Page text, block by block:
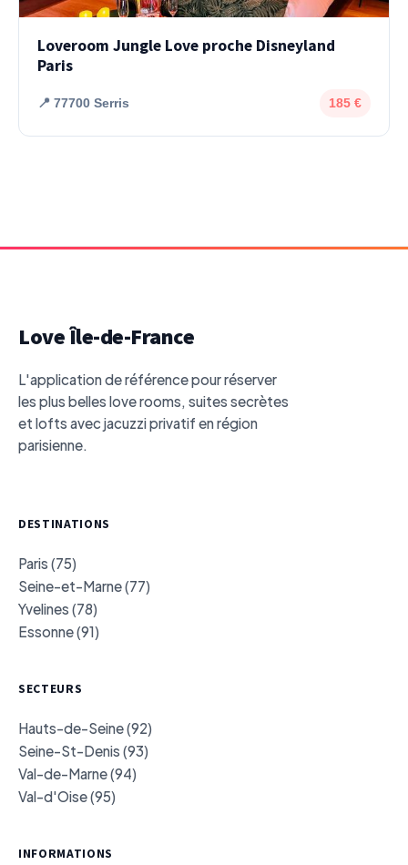
Loveroom Jungle Love proche Disneyland
Paris
📍 77700 Serris 185 €
Love Île-de-France
L'application de référence pour réserver
les plus belles love rooms, suites secrètes
et lofts avec jacuzzi privatif en région
parisienne.
DESTINATIONS
Paris (75)
Seine-et-Marne (77)
Yvelines (78)
Essonne (91)
SECTEURS
Hauts-de-Seine (92)
Seine-St-Denis (93)
Val-de-Marne (94)
Val-d'Oise (95)
INFORMATIONS